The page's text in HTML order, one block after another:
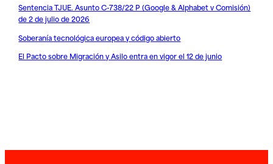
Sentencia TJUE. Asunto C-738/22 P (Google & Alphabet v Comisión)
de 2 de julio de 2026
Soberanía tecnológica europea y código abierto
El Pacto sobre Migración y Asilo entra en vigor el 12 de junio